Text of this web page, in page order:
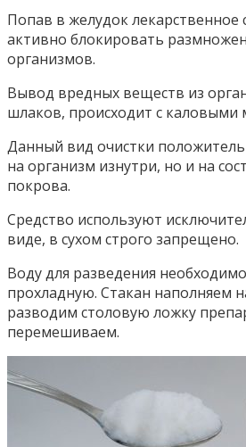
Попав в желудок лекарственное
активно блокировать
организмов.
Вывод вредных веществ из
шлаков, происходит с каловыми
Данный вид очистки
на организм изнутри, но и на
покрова.
Средство используют
виде, в сухом строго запрещено.
Воду для разведения
прохладную. Стакан наполняем
разводим столовую ложку
перемешиваем.